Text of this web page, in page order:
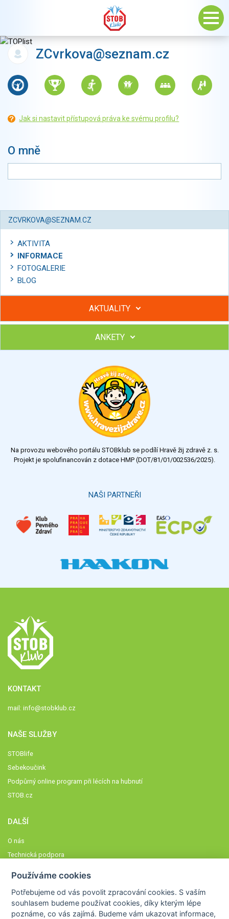
ZCvrkova@seznam.cz
Jak si nastavit přístupová práva ke svému profilu?
O mně
ZCVRKOVA@SEZNAM.CZ
AKTIVITA
INFORMACE
FOTOGALERIE
BLOG
AKTUALITY
Hubněte s podporou lektorky a skupiny v kurzech STOBu
Chcete poradit s hubnutím? Najděte si odborníka STOBu ve
ANKETY
Výsledky Všechny ankety
Na provozu webového portálu STOBklub se podílí Hravě žij zdravě z. s.
Projekt je spolufinancován z dotace HMP (DOT/81/01/002536/2025).
NAŠI PARTNEŘI
KONTAKT
mail: info@stobklub.cz
NAŠE SLUŽBY
STOBlife
Sebekoučink
Podpůrný online program při lécích na hubnutí
STOB.cz
DALŠÍ
O nás
Technická podpora
Členové STOBklubu
Zásady nakládání s osobními údaji
Používáme cookies
Potřebujeme od vás povolit zpracování cookies. S vaším
souhlasem budeme používat cookies, díky kterým lépe
poznáme,co vás zajímá. Budeme vám ukazovat informace,